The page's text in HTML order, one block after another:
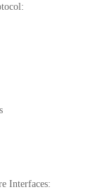
Interfaces: